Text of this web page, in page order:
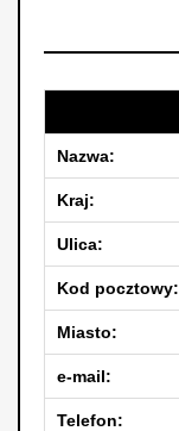
Nazwa:
Kraj:
Ulica:
Kod pocztowy:
Miasto:
e-mail:
Telefon: